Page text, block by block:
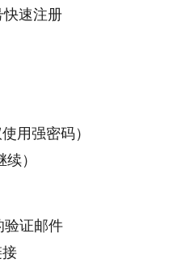
速注册
用强密码）
）
验证邮件